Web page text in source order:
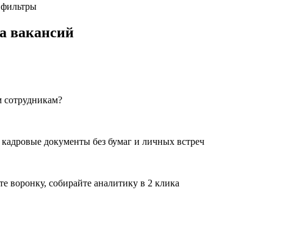
вакансий
сотрудникам?
документы без бумаг и личных встреч
воронку, собирайте аналитику в 2 клика